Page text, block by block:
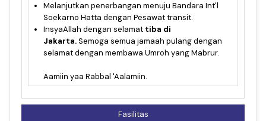
Melanjutkan penerbangan menuju Bandara Int'l
Soekarno Hatta dengan Pesawat transit.
InsyaAllah dengan selamat tiba di
Jakarta.Semoga semua jamaah pulang dengan
selamat dengan membawa Umroh yang Mabrur.
Aamiin yaa Rabbal 'Aalamiin.
Fasilitas